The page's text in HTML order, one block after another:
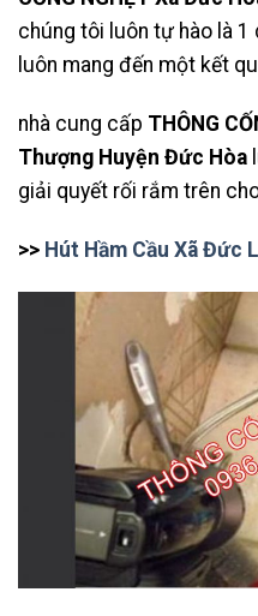
chúng tôi luôn tự hào là
luôn mang đến một kết
nhà cung cấp THÔNG
Thượng Huyện Đức Hòa
giải quyết rối rắm trên
>> Hút Hầm Cầu Xã Đức